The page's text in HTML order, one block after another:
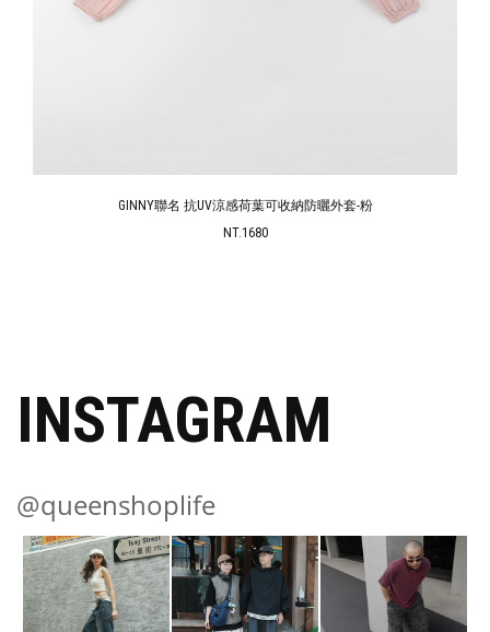
GINNY聯名 抗UV涼感荷葉可收納防曬外套-粉
NT.1680
INSTAGRAM
@queenshoplife